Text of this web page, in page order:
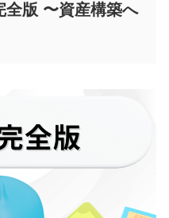
版 〜資産構築へ